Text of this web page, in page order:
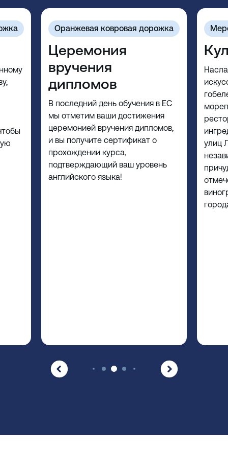
Оранжевая ковровая дорожка
Церемония
вручения
дипломов
В последний день обучения в EC
мы отметим ваши достижения
церемонией вручения дипломов,
и вы получите сертификат о
прохождении курса,
подтверждающий ваш уровень
английского языка!
улиц